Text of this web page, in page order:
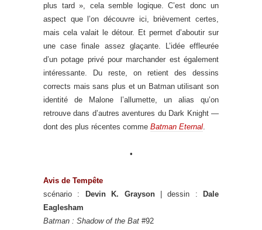
plus tard », cela semble logique. C’est donc un
aspect que l’on découvre ici, brièvement certes,
mais cela valait le détour. Et permet d’aboutir sur
une case finale assez glaçante. L’idée effleurée
d’un potage privé pour marchander est également
intéressante. Du reste, on retient des dessins
corrects mais sans plus et un Batman utilisant son
identité de Malone l’allumette, un alias qu’on
retrouve dans d’autres aventures du Dark Knight —
dont des plus récentes comme Batman Eternal
•
Avis de Tempête
scénario :
Devin K. Grayson| dessin : Dale
Eaglesham
Batman : Shadow of the Bat #92